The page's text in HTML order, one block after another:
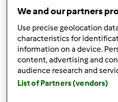
Iniciar sessãoou
Mixie (não verificado)
We and our partners
Use precise geolocation
characteristics for
information on a device.
content, advertising and
audience research and
List of Partners (vendors)